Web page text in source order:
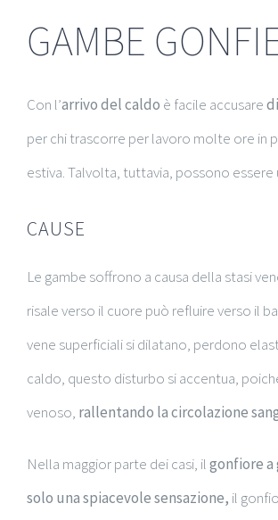
GAMBE
Con l’arrivo del caldo è facile accusare
per chi trascorre per lavoro molte ore in
estiva. Talvolta, tuttavia, possono essere
CAUSE
Le gambe soffrono a causa della stasi
risale verso il cuore può refluire verso il
vene superficiali si dilatano, perdono
caldo, questo disturbo si accentua,
venoso, rallentando la circolazione
Nella maggior parte dei casi, ilgonfiore a
solo una spiacevole sensazione, il